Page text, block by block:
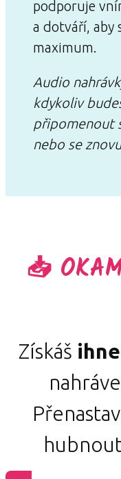
podporuje
a dotváří, aby
maximum.
Audio
kdykoliv
připomenout
nebo se
📥
Získáš